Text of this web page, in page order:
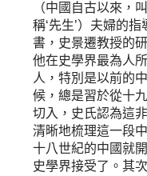
（中國自古以來，
稱‘先生’）夫婦的
書，史景遷教授的
他在史學界最為人
人，特別是以前的
候，總是習於從十
切入，史氏認為這
清晰地梳理這一段
十八世紀的中國就
史學界接受了。其